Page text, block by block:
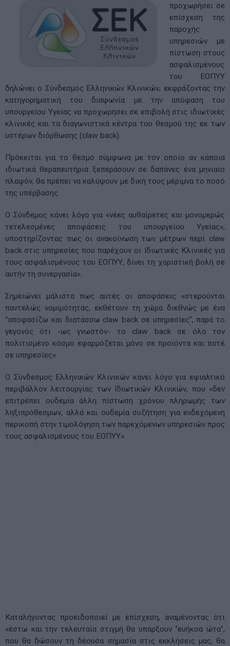
προχωρήσει σε
επίσχεση της
παροχής
υπηρεσιών με
πίστωση στους
ασφαλισμένους
του ΕΟΠΥΥ
δηλώνει ο Σύνδεσμος Ελληνικών Κλινικών, εκφράζοντας την
κατηγορηματική του διαφωνία με την απόφαση του
υπουργείου Υγείας να προχωρήσει σε επιβολή στις ιδιωτικές
κλινικές και τα διαγωνιστικά κέντρα του θεσμού της εκ των
υστέρων διόρθωσης (claw back).
Πρόκειται για το θεσμό σύμφωνα με τον οποίο αν κάποια
ιδιωτικά θεραπευτήρια ξεπεράσουν σε δαπάνες ένα μηνιαίο
πλαφόν, θα πρέπει να καλύψουν με δική τους μέριμνα το ποσό
της υπέρβασης.
Ο Σύνδεμος κάνει λόγο για «νέες αυθαίρετες και μονομερώς
τετελεσμένες αποφάσεις του υπουργείου Υγείας»,
υποστηρίζοντας πως οι ανακοίνωση των μέτρων περί claw
back στις υπηρεσίες που παρέχουν οι Ιδιωτικές Κλινικές για
τους ασφαλισμένους του ΕΟΠΥΥ, δίνει τη χαριστική βολή σε
αυτήν τη συνεργασία».
Σημειώνει μάλιστα πως αυτές οι αποφάσεις «στερούνται
παντελώς νομιμότητας, εκθέτουν τη χώρα διεθνώς με ένα
“αποφασίζω και διατάσσω claw back σε υπηρεσίες”, παρά το
γεγονός ότι -ως γνωστόν- το claw back σε όλο τον
πολιτισμένο κόσμο εφαρμόζεται μόνο σε προϊόντα και ποτέ
σε υπηρεσίες».
Ο Σύνδεσμος Ελληνικών Κλινικών κάνει λόγο για εφιαλτικό
περιβάλλον λειτουργίας των Ιδιωτικών Κλινικών, που «δεν
επιτρέπει ουδεμία άλλη πίστωση χρόνου πληρωμής των
ληξιπρόθεσμων, αλλά και ουδεμία συζήτηση για ενδεχόμενη
περικοπή στην τιμολόγηση των παρεχόμενων υπηρεσιών προς
τους ασφαλισμένους του ΕΟΠΥΥ».
Καταλήγοντας προειδοποιεί με επίσχεση, αναμένοντας ότι
«έστω και την τελευταία στιγμή θα υπάρξουν “ευήκοα ώτα”,
που θα δώσουν τη δέουσα σημασία στις εκκλήσεις μας, θα